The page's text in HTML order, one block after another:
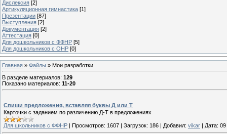
Дислексия [2]
Артикуляционная гимнастика [1]
Презентации [87]
Выступления [2]
Документация [2]
Аттестация [0]
Для дошкольников с ФФНР [5]
Для дошкольников с ОНР [0]
Главная » Файлы » Мои разработки
В разделе материалов: 129
Показано материалов: 11-20
Спиши предложения, вставляя буквы Д или Т
Карточки с заданием по различению Д-Т в предложениях
Для школьников с ФФНР | Просмотров: 1607 | Загрузок: 186 | Добавил: vikar | Дата: